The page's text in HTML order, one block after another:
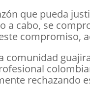
que pueda
a cabo, se
compromiso,
comunidad
rechazando